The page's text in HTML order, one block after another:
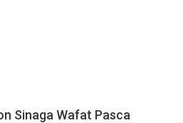
Sinaga Wafat Pasca